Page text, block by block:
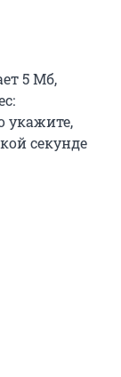
5 Мб,
укажите,
секунде